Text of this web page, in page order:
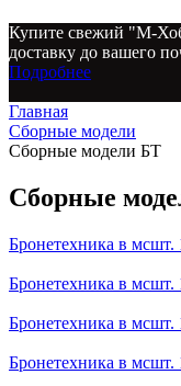
Купите свежий "М-
доставку до вашего
Подробнее
Главная
Сборные модели
Сборные модели БТ
Сборные
Бронетехника в мсшт.
Бронетехника в мсшт.
Бронетехника в мсшт.
Бронетехника в мсшт.